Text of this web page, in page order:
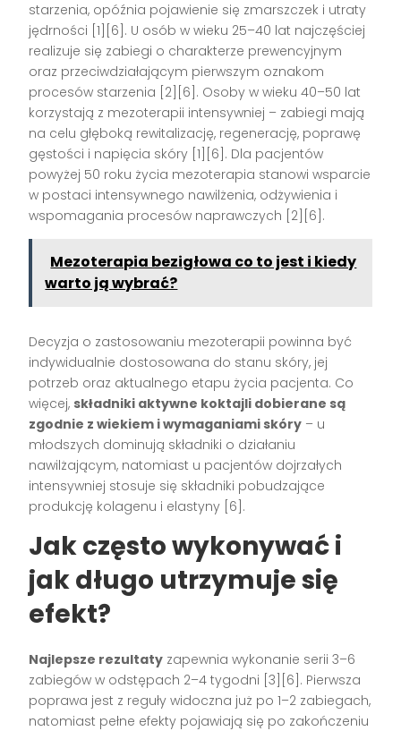
starzenia, opóźnia pojawienie się zmarszczek i utraty
jędrności [1][6]. U osób w wieku 25–40 lat najczęściej
realizuje się zabiegi o charakterze prewencyjnym
oraz przeciwdziałającym pierwszym oznakom
procesów starzenia [2][6]. Osoby w wieku 40–50 lat
korzystają z mezoterapii intensywniej – zabiegi mają
na celu głęboką rewitalizację, regenerację, poprawę
gęstości i napięcia skóry [1][6]. Dla pacjentów
powyżej 50 roku życia mezoterapia stanowi wsparcie
w postaci intensywnego nawilżenia, odżywienia i
wspomagania procesów naprawczych [2][6].
Mezoterapia bezigłowa co to jest i kiedy
warto ją wybrać?
Decyzja o zastosowaniu mezoterapii powinna być
indywidualnie dostosowana do stanu skóry, jej
potrzeb oraz aktualnego etapu życia pacjenta. Co
więcej, składniki aktywne koktajli dobierane są
zgodnie z wiekiem i wymaganiami skóry – u
młodszych dominują składniki o działaniu
nawilżającym, natomiast u pacjentów dojrzałych
intensywniej stosuje się składniki pobudzające
produkcję kolagenu i elastyny [6].
Jak często wykonywać i
jak długo utrzymuje się
efekt?
Najlepsze rezultaty zapewnia wykonanie serii 3–6
zabiegów w odstępach 2–4 tygodni [3][6]. Pierwsza
poprawa jest z reguły widoczna już po 1–2 zabiegach,
natomiast pełne efekty pojawiają się po zakończeniu